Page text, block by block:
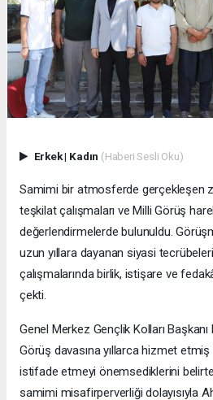
Erkek| Kadın (Haberi Sesli Oku)
Samimi bir atmosferde gerçekleşen
teşkilat çalışmaları ve Milli Görüş
değerlendirmelerde bulunuldu.
uzun yıllara dayanan siyasi
çalışmalarında birlik, istişare ve
çekti.
Genel Merkez Gençlik Kolları
Görüş davasına yıllarca hizmet
istifade etmeyi önemsediklerini
samimi misafirperverliği dolayısıyla